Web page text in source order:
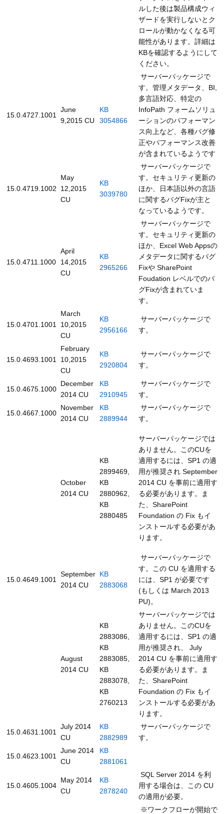
ルした後は製品構成ウィ
ザードを実行しないとク
ロールが動かなくなる可
能性があります。詳細は
KBを確認するようにして
ください。
15.0.4727.1001
June
9,2015 CU
KB
3054866
サーバーパッケージで
す。管理メタデータ、BI,
多言語対応、特定の
InfoPath フォームソリュ
ーションのパフォーマン
ス向上など、各種バグ修
正やパフォーマンス改善
が含まれているようです
15.0.4719.1002
May
12,2015
CU
KB
3039780
サーバーパッケージで
す。セキュリティ更新の
ほか、日本語以外の言語
に関するバグFixが主と
なっているようです。
15.0.4711.1000
April
14,2015
CU
KB
2965266
サーバーパッケージで
す。セキュリティ更新の
ほか、Excel Web Appsの
メタデータに関するバグ
Fixや SharePoint
Foudation レベルでのバ
グFixが含まれていま
す。
15.0.4701.1001
March
10,2015
CU
KB
2956166
サーバーパッケージで
す。
15.0.4693.1001
February
10,2015
CU
KB
2920804
サーバーパッケージで
す。
15.0.4675.1000
December
2014 CU
KB
2910945
サーバーパッケージで
す。
15.0.4667.1000
November
2014 CU
KB
2889944
サーバーパッケージで
す。
October
2014 CU
KB
2899469,
KB
2880962,
KB
2880485
サーバーパッケージでは
ありません。このCUを
適用するには、SP1 の適
用が推奨され September
2014 CU を事前に適用す
る必要があります。ま
た、SharePoint
Foundation の Fix もイ
ンストールする必要があ
ります。
15.0.4649.1001
September
2014 CU
KB
2883068
サーバーパッケージで
す。この CU を適用する
には、SP1 が必要です
(もしくは March 2013
PU)。
August
2014 CU
KB
2883086,
KB
2883085,
KB
2883078,
KB
2760213
サーバーパッケージでは
ありません。このCUを
適用するには、SP1 の適
用が推奨され、 July
2014 CU を事前に適用す
る必要があります。ま
た、SharePoint
Foundation の Fix もイ
ンストールする必要があ
ります。
15.0.4631.1001
July 2014
CU
KB
2882989
サーバーパッケージで
す。
15.0.4623.1001
June 2014
CU
KB
2881061
15.0.4605.1004
May 2014
CU
KB
2878240
SQL Server 2014 を利
用する場合は、この CU
の適用が必要。
※ワークフローが開始で